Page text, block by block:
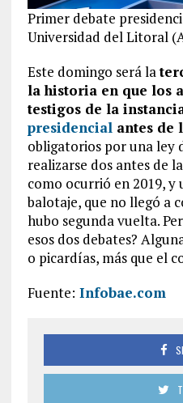
Primer debate
Universidad del Litoral
Este domingo será la
la historia en que los
testigos de la
presidencial antes de
obligatorios por una ley
realizarse dos antes de
como ocurrió en 2019, y
balotaje, que no llegó a
hubo segunda vuelta.
esos dos debates?
o picardías, más que el
Fuente: Infobae.com